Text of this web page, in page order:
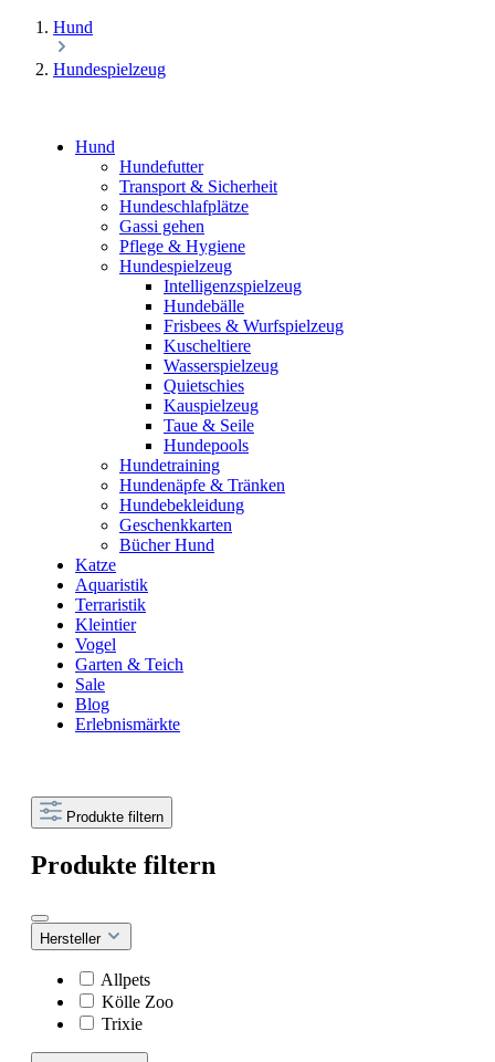
Hund
Hundespielzeug
Hund
Hundefutter
Transport & Sicherheit
Hundeschlafplätze
Gassi gehen
Pflege & Hygiene
Hundespielzeug
Intelligenzspielzeug
Hundebälle
Frisbees & Wurfspielzeug
Kuscheltiere
Wasserspielzeug
Quietschies
Kauspielzeug
Taue & Seile
Hundepools
Hundetraining
Hundenäpfe & Tränken
Hundebekleidung
Geschenkkarten
Bücher Hund
Katze
Aquaristik
Terraristik
Kleintier
Vogel
Garten & Teich
Sale
Blog
Erlebnismärkte
Produkte filtern
Produkte filtern
Hersteller
Allpets
Kölle Zoo
Trixie